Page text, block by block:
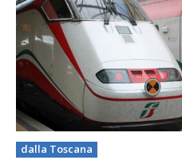
dalla Toscana